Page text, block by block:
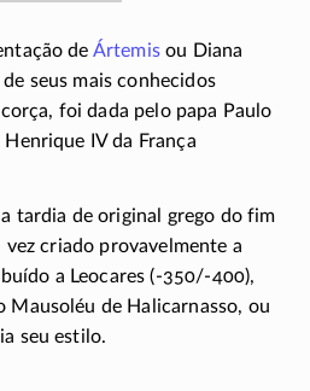
de Ártemisou Diana
seus mais conhecidos
foi dada pelo papa Paulo
Henrique IV da França
tardia de original grego do fim
vez criado provavelmente a
a Leocares(-350/-400),
Mausoléu de Halicarnasso, ou
seu estilo.